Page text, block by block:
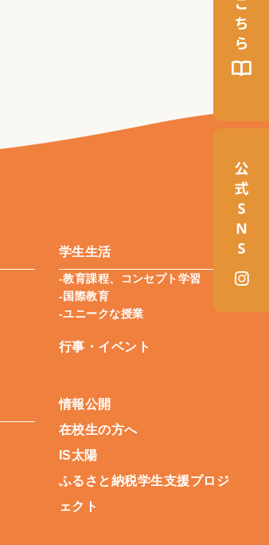
学生生活
-教育課程、コンセプト学習
-国際教育
-ユニークな授業
行事・イベント
情報公開
在校生の方へ
IS太陽
ふるさと納税学生支援プロジ
ェクト